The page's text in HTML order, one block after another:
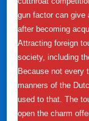
gun factor can give
after becoming
Attracting foreign
society, including
Because not every
manners of the
used to that. The
open the charm